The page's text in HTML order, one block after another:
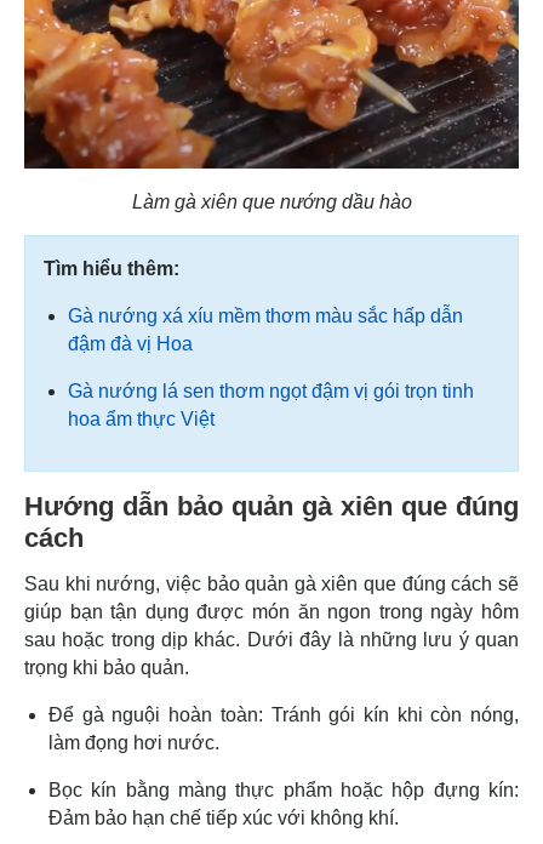
Làm gà xiên que nướng dầu hào
Tìm hiểu thêm:
Gà nướng xá xíu mềm thơm màu sắc hấp dẫn
đậm đà vị Hoa
Gà nướng lá sen thơm ngọt đậm vị gói trọn tinh
hoa ẩm thực Việt
Hướng dẫn bảo quản gà xiên que đúng
cách
Sau khi nướng, việc bảo quản gà xiên que đúng cách sẽ
giúp bạn tận dụng được món ăn ngon trong ngày hôm
sau hoặc trong dịp khác. Dưới đây là những lưu ý quan
trọng khi bảo quản.
Để gà nguội hoàn toàn: Tránh gói kín khi còn nóng,
làm đọng hơi nước.
Bọc kín bằng màng thực phẩm hoặc hộp đựng kín:
Đảm bảo hạn chế tiếp xúc với không khí.